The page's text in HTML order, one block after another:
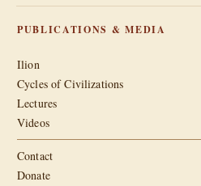
PUBLICATIONS & MEDIA
Ilion
Cycles of Civilizations
Lectures
Videos
Contact
Donate